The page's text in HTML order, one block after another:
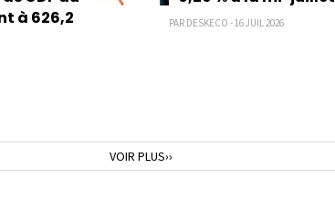
à 626,2
PAR DESKECO - 16 JUIL 2026
Page
suivante
VOIR PLUS››